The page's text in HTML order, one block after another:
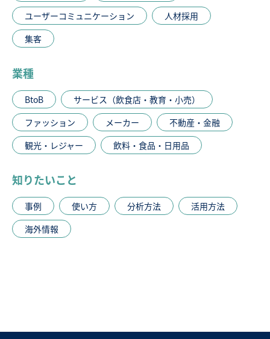
ユーザーコミュニケーション
人材採用
集客
業種
BtoB
サービス（飲食店・教育・小売）
ファッション
メーカー
不動産・金融
観光・レジャー
飲料・食品・日用品
知りたいこと
事例 使い方 分析方法
活用方法
海外情報